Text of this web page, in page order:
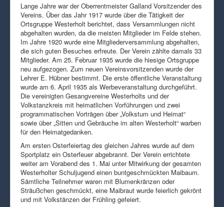
Lange Jahre war der Oberrentmeister Galland Vorsitzender des
Vereins. Über das Jahr 1917 wurde über die Tätigkeit der
Ortsgruppe Westerholt berichtet, dass Versammlungen nicht
abgehalten wurden, da die meisten Mitglieder im Felde stehen.
Im Jahre 1920 wurde eine Mitgliederversammlung abgehalten,
die sich guten Besuches erfreute. Der Verein zählte damals 33
Mitglieder. Am 25. Februar 1935 wurde die hiesige Ortsgruppe
neu aufgezogen. Zum neuen Vereinsvorsitzenden wurde der
Lehrer E. Hübner bestimmt. Die erste öffentliche Veranstaltung
wurde am 6. April 1935 als Werbeveranstaltung durchgeführt.
Die vereinigten Gesangvereine Westerholts und der
Volkstanzkreis mit heimatlichen Vorführungen und zwei
programmatischen Vorträgen über „Volkstum und Heimat“
sowie über „Sitten und Gebräuche im alten Westerholt“ warben
für den Heimatgedanken.
Am ersten Osterfeiertag des gleichen Jahres wurde auf dem
Sportplatz ein Osterfeuer abgebrannt. Der Verein errichtete
weiter am Vorabend des 1. Mai unter Mitwirkung der gesamten
Westerholter Schuljugend einen buntgeschmückten Maibaum.
Sämtliche Teilnehmer waren mit Blumenkränzen oder
Sträußchen geschmückt, eine Maibraut wurde feierlich gekrönt
und mit Volkstänzen der Frühling gefeiert.